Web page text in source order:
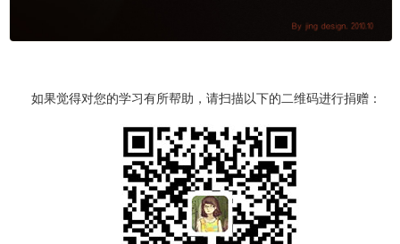
如果觉得对您的学习有所帮助，请扫描以下的二维码进行捐赠：